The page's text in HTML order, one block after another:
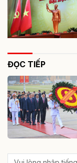
ĐỌC TIẾP